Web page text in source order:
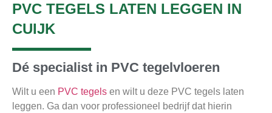
PVC TEGELS LATEN LEGGEN IN
CUIJK
Dé specialist in PVC tegelvloeren
Wilt u een PVC tegels en wilt u deze PVC tegels laten
leggen. Ga dan voor professioneel bedrijf dat hierin